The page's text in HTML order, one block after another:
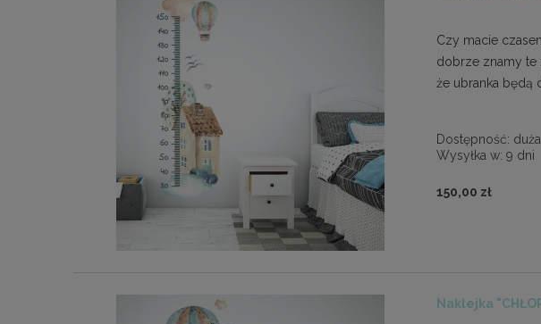
Czy macie
dobrze znamy te
że ubranka będą
Dostępność:
Wysyłka w: 9 dni
150,00 zł
Naklejka